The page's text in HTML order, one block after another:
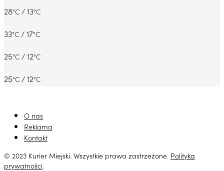
28°C / 13°C
33°C / 17°C
25°C / 12°C
25°C / 12°C
O nas
Reklama
Kontakt
© 2023 Kurier Miejski. Wszystkie prawa zastrzeżone. Polityka
prywatności.